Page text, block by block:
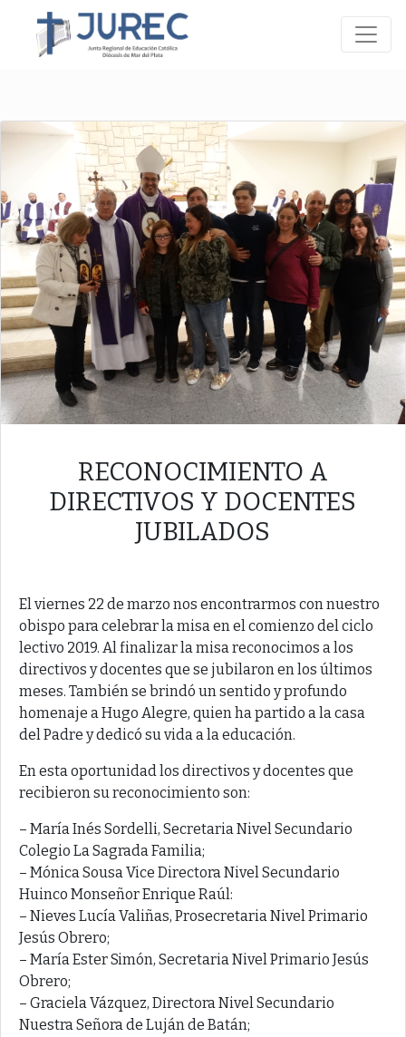
RECONOCIMIENTO A
DIRECTIVOS Y DOCENTES
JUBILADOS
El viernes 22 de marzo nos encontrarmos con nuestro
obispo para celebrar la misa en el comienzo del ciclo
lectivo 2019. Al finalizar la misa reconocimos a los
directivos y docentes que se jubilaron en los últimos
meses. También se brindó un sentido y profundo
homenaje a Hugo Alegre, quien ha partido a la casa
del Padre y dedicó su vida a la educación.
En esta oportunidad los directivos y docentes que
recibieron su reconocimiento son:
– María Inés Sordelli, Secretaria Nivel Secundario
Colegio La Sagrada Familia;
– Mónica Sousa Vice Directora Nivel Secundario
Huinco Monseñor Enrique Raúl:
– Nieves Lucía Valiñas, Prosecretaria Nivel Primario
Jesús Obrero;
– María Ester Simón, Secretaria Nivel Primario Jesús
Obrero;
– Graciela Vázquez, Directora Nivel Secundario
Nuestra Señora de Luján de Batán;